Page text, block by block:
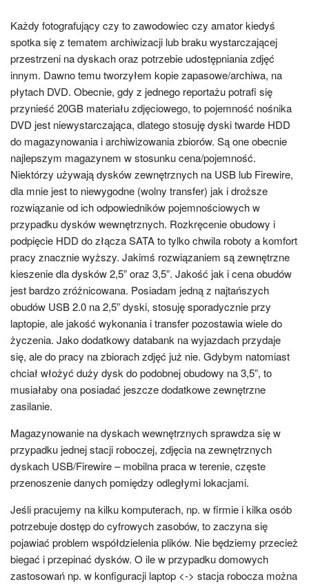
Każdy fotografujący czy to zawodowiec czy amator kiedyś
spotka się z tematem archiwizacji lub braku wystarczającej
przestrzeni na dyskach oraz potrzebie udostępniania zdjęć
innym. Dawno temu tworzyłem kopie zapasowe/archiwa, na
płytach DVD. Obecnie, gdy z jednego reportażu potrafi się
przynieść 20GB materiału zdjęciowego, to pojemność nośnika
DVD jest niewystarczająca, dlatego stosuję dyski twarde HDD
do magazynowania i archiwizowania zbiorów. Są one obecnie
najlepszym magazynem w stosunku cena/pojemność.
Niektórzy używają dysków zewnętrznych na USB lub Firewire,
dla mnie jest to niewygodne (wolny transfer) jak i droższe
rozwiązanie od ich odpowiedników pojemnościowych w
przypadku dysków wewnętrznych. Rozkręcenie obudowy i
podpięcie HDD do złącza SATA to tylko chwila roboty a komfort
pracy znacznie wyższy. Jakimś rozwiązaniem są zewnętrzne
kieszenie dla dysków 2,5” oraz 3,5”. Jakość jak i cena obudów
jest bardzo zróżnicowana. Posiadam jedną z najtańszych
obudów USB 2.0 na 2,5” dyski, stosuję sporadycznie przy
laptopie, ale jakość wykonania i transfer pozostawia wiele do
życzenia. Jako dodatkowy databank na wyjazdach przydaje
się, ale do pracy na zbiorach zdjęć już nie. Gdybym natomiast
chciał włożyć duży dysk do podobnej obudowy na 3,5”, to
musiałaby ona posiadać jeszcze dodatkowe zewnętrzne
zasilanie.
Magazynowanie na dyskach wewnętrznych sprawdza się w
przypadku jednej stacji roboczej, zdjęcia na zewnętrznych
dyskach USB/Firewire – mobilna praca w terenie, częste
przenoszenie danych pomiędzy odległymi lokacjami.
Jeśli pracujemy na kilku komputerach, np. w firmie i kilka osób
potrzebuje dostęp do cyfrowych zasobów, to zaczyna się
pojawiać problem współdzielenia plików. Nie będziemy przecież
biegać i przepinać dysków. O ile w przypadku domowych
zastosowań np. w konfiguracji laptop <-> stacja robocza można